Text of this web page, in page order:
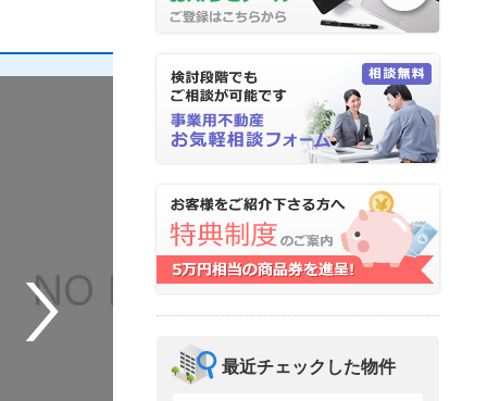
最近チェックした物件